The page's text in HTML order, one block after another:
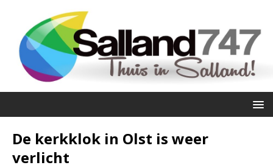
De kerkklok in Olst is weer
verlicht